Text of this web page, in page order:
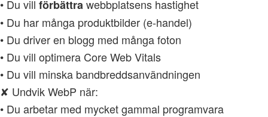
• Du vill förbättrawebbplatsens hastighet
• Du har många produktbilder (e‑handel)
• Du driver en blogg med många foton
• Du vill optimera Core Web Vitals
• Du vill minska bandbreddsanvändningen
✘ Undvik WebP när:
• Du arbetar med mycket gammal programvara